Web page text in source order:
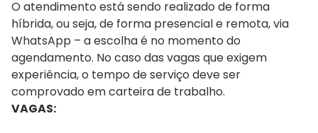
O atendimento está sendo realizado de forma
híbrida, ou seja, de forma presencial e remota, via
WhatsApp – a escolha é no momento do
agendamento. No caso das vagas que exigem
experiência, o tempo de serviço deve ser
comprovado em carteira de trabalho.
VAGAS: